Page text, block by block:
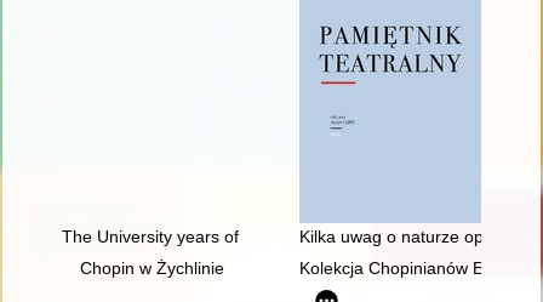
The University years of Fryderyk ChopinKilka uwag o naturze opery,
Chopin w Żychlinie
Kolekcja Chopinianów